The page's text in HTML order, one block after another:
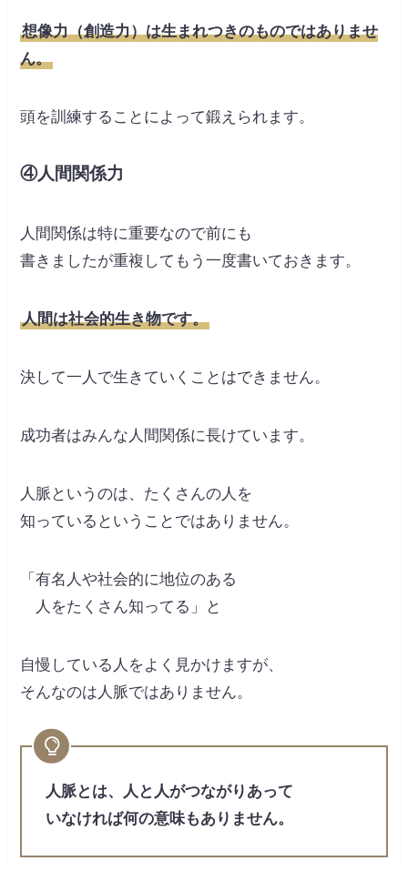
想像力（創造力）は生まれつきのものではありませ
ん。
頭を訓練することによって鍛えられます。
④人間関係力
人間関係は特に重要なので前にも
書きましたが重複してもう一度書いておきます。
人間は社会的生き物です。
決して一人で生きていくことはできません。
成功者はみんな人間関係に長けています。
人脈というのは、たくさんの人を
知っているということではありません。
「有名人や社会的に地位のある
人をたくさん知ってる」と
自慢している人をよく見かけますが、
そんなのは人脈ではありません。
人脈とは、人と人がつながりあって
いなければ何の意味もありません。